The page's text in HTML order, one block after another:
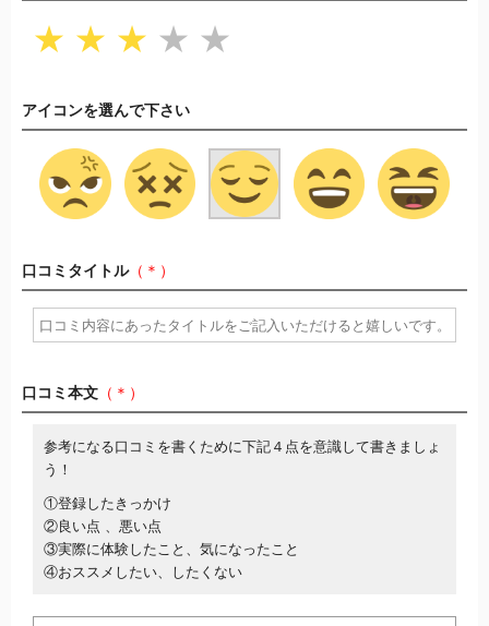
★ ★ ★ ★ ★
アイコンを選んで下さい
口コミタイトル（＊）
口コミ本文 （＊）
参考になる口コミを書くために下記４点を意識して書きましょ
う！
①登録したきっかけ
②良い点 、悪い点
③実際に体験したこと、気になったこと
④おススメしたい、したくない